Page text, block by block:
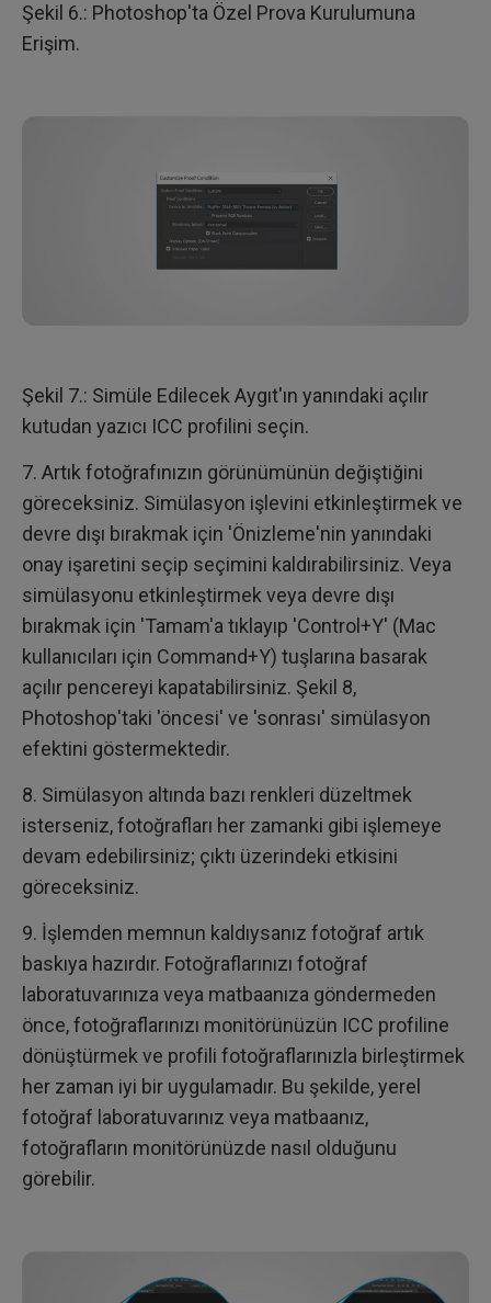
Şekil 6.: Photoshop'ta Özel Prova Kurulumuna
Erişim.
Şekil 7.: Simüle Edilecek Aygıt'ın yanındaki açılır
kutudan yazıcı ICC profilini seçin.
7. Artık fotoğrafınızın görünümünün değiştiğini
göreceksiniz. Simülasyon işlevini etkinleştirmek ve
devre dışı bırakmak için 'Önizleme'nin yanındaki
onay işaretini seçip seçimini kaldırabilirsiniz. Veya
simülasyonu etkinleştirmek veya devre dışı
bırakmak için 'Tamam'a tıklayıp 'Control+Y' (Mac
kullanıcıları için Command+Y) tuşlarına basarak
açılır pencereyi kapatabilirsiniz. Şekil 8,
Photoshop'taki 'öncesi' ve 'sonrası' simülasyon
efektini göstermektedir.
8. Simülasyon altında bazı renkleri düzeltmek
isterseniz, fotoğrafları her zamanki gibi işlemeye
devam edebilirsiniz; çıktı üzerindeki etkisini
göreceksiniz.
9. İşlemden memnun kaldıysanız fotoğraf artık
baskıya hazırdır. Fotoğraflarınızı fotoğraf
laboratuvarınıza veya matbaanıza göndermeden
önce, fotoğraflarınızı monitörünüzün ICC profiline
dönüştürmek ve profili fotoğraflarınızla birleştirmek
her zaman iyi bir uygulamadır. Bu şekilde, yerel
fotoğraf laboratuvarınız veya matbaanız,
fotoğrafların monitörünüzde nasıl olduğunu
görebilir.